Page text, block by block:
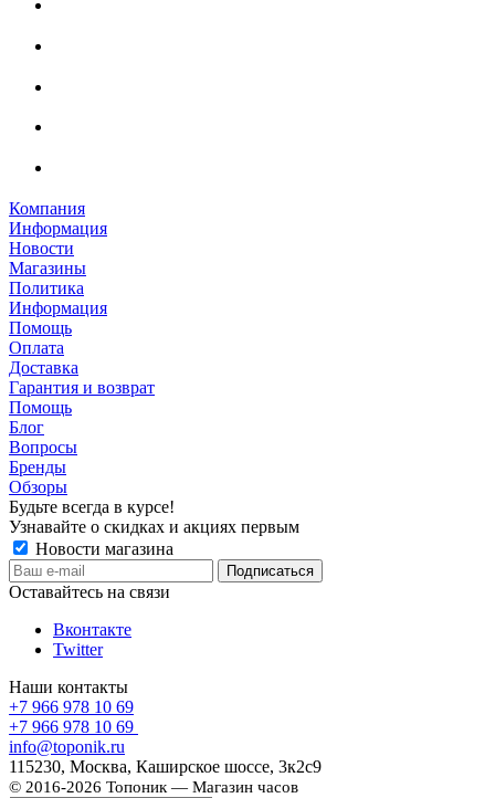
Компания
Информация
Новости
Магазины
Политика
Информация
Помощь
Оплата
Доставка
Гарантия и возврат
Помощь
Блог
Вопросы
Бренды
Обзоры
Будьте всегда в курсе!
Узнавайте о скидках и акциях первым
Новости магазина
Оставайтесь на связи
Вконтакте
Twitter
Наши контакты
+7 966 978 10 69
+7 966 978 10 69
info@toponik.ru
115230, Москва, Каширское шоссе, 3к2с9
© 2016-2026 Топоник — Магазин часов